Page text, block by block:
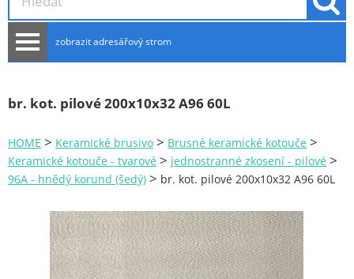
zobrazit adresářový strom
NOVINKY
Plachty
Žebříky a schůdky
Stavební míchačky
NÁDOBY
Kemping
br. kot. pilové 200x10x32 A96 60L
HOME > Keramické brusivo > Brusné keramické kotouče >
Keramické kotouče - tvarové > jednostranné zkosení - pilové >
96A - hnědý korund (šedý) > br. kot. pilové 200x10x32 A96 60L